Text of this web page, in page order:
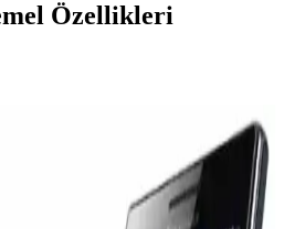
Özellikleri
Artan Maliyetler ve Ürün
maliyetleri ve yenilik eksikliği
mücadele ediyor. Şirket, maliyetleri